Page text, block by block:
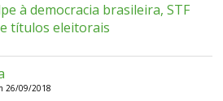
à democracia brasileira, STF
títulos eleitorais
26/09/2018